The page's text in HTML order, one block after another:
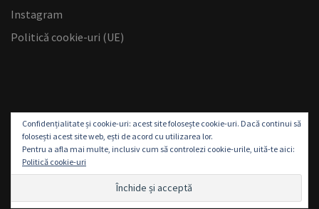
Instagram
Politică cookie-uri (UE)
Confidențialitate și cookie-uri: acest site folosește cookie-uri. Dacă continui să
folosești acest site web, ești de acord cu utilizarea lor.
Pentru a afla mai multe, inclusiv cum să controlezi cookie-urile, uită-te aici:
Politică cookie-uri